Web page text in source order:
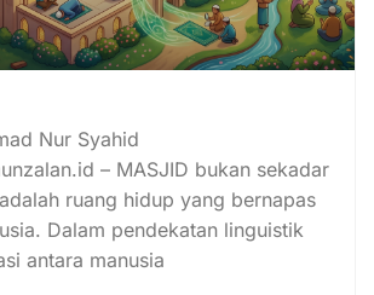
Nur Syahid
– MASJID bukan sekadar
ruang hidup yang bernapas
Dalam pendekatan linguistik
antara manusia